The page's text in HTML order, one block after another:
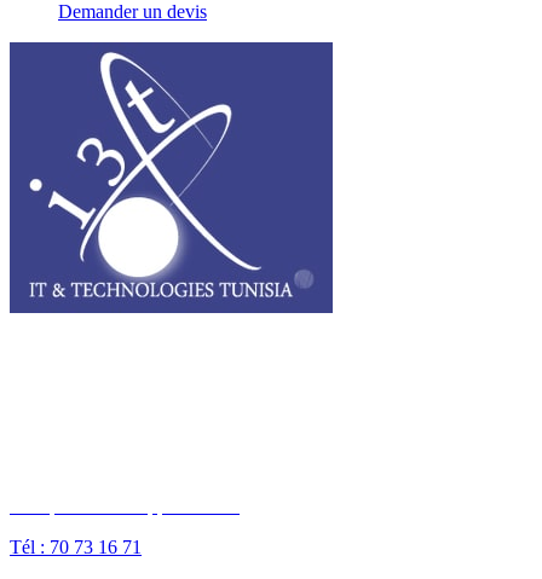
Demander un devis
Tél : 70 73 16 71